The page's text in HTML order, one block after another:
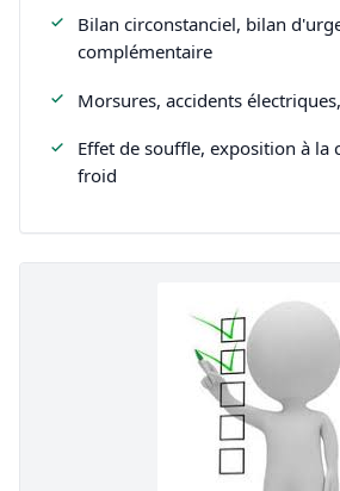
Bilan circonstanciel, bilan
complémentaire
Morsures, accidents
Effet de souffle, exposition à la
froid